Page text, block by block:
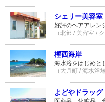
シェリー美容室
好評のヘアアレン
（北部 / 美容室 /
樫西海岸
海水浴をはじめと
（大月町 / 海水浴
よどやドラッ